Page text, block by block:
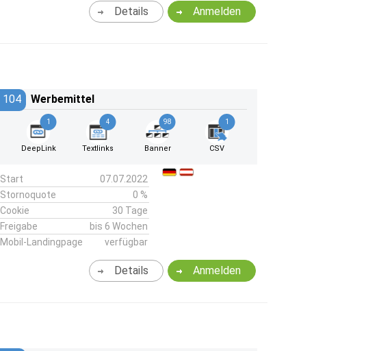
Anmelden
Details
104 Werbemittel
1
DeepLink
4
Textlinks
98
Banner
1
CSV
Start
07.07.2022
Stornoquote
0 %
Cookie
30 Tage
Freigabe
bis 6 Wochen
Mobil-Landingpage
verfügbar
Anmelden
Details